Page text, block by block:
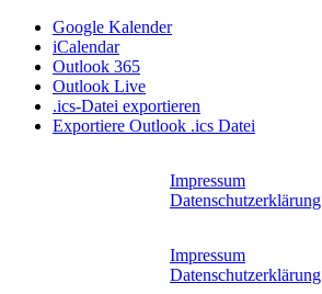
Google Kalender
iCalendar
Outlook 365
Outlook Live
.ics-Datei exportieren
Exportiere Outlook .ics Datei
Impressum
Datenschutzerklärung
Impressum
Datenschutzerklärung